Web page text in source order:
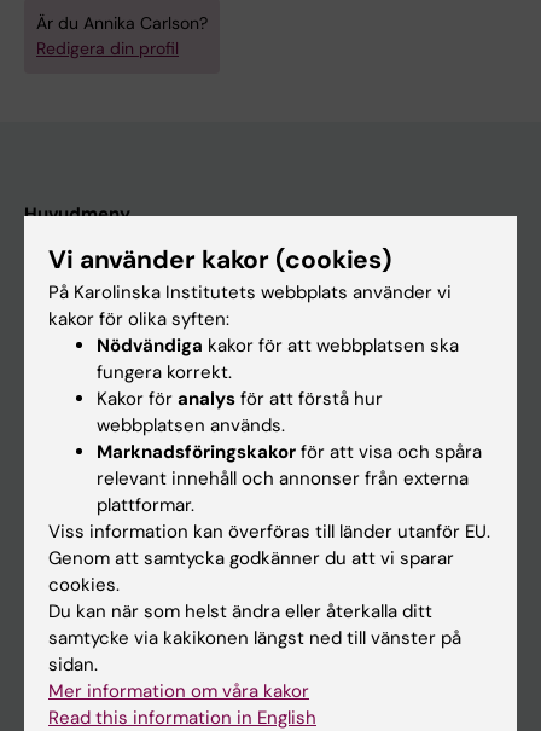
Är du Annika Carlson?
Redigera din profil
Huvudmeny
Utbildning
Forskarutbildning
Forskning
På gång
Kalender
Student
Ladok
Canvas
Schema
Vi använder kakor (cookies)
På Karolinska Institutets webbplats använder vi
kakor för olika syften:
Nödvändiga kakor för att webbplatsen ska
fungera korrekt.
Kakor för analys för att förstå hur
webbplatsen används.
Marknadsföringskakor för att visa och spåra
relevant innehåll och annonser från externa
plattformar.
Viss information kan överföras till länder utanför EU.
Genom att samtycka godkänner du att vi sparar
cookies.
Du kan när som helst ändra eller återkalla ditt
samtycke via kakikonen längst ned till vänster på
sidan.
Mer information om våra kakor
Read this information in English